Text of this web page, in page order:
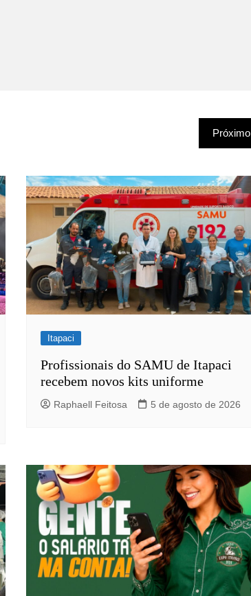
Próximo
Itapaci
Profissionais do SAMU de Itapaci
recebem novos kits uniforme
Raphaell Feitosa 5 de agosto de 2026